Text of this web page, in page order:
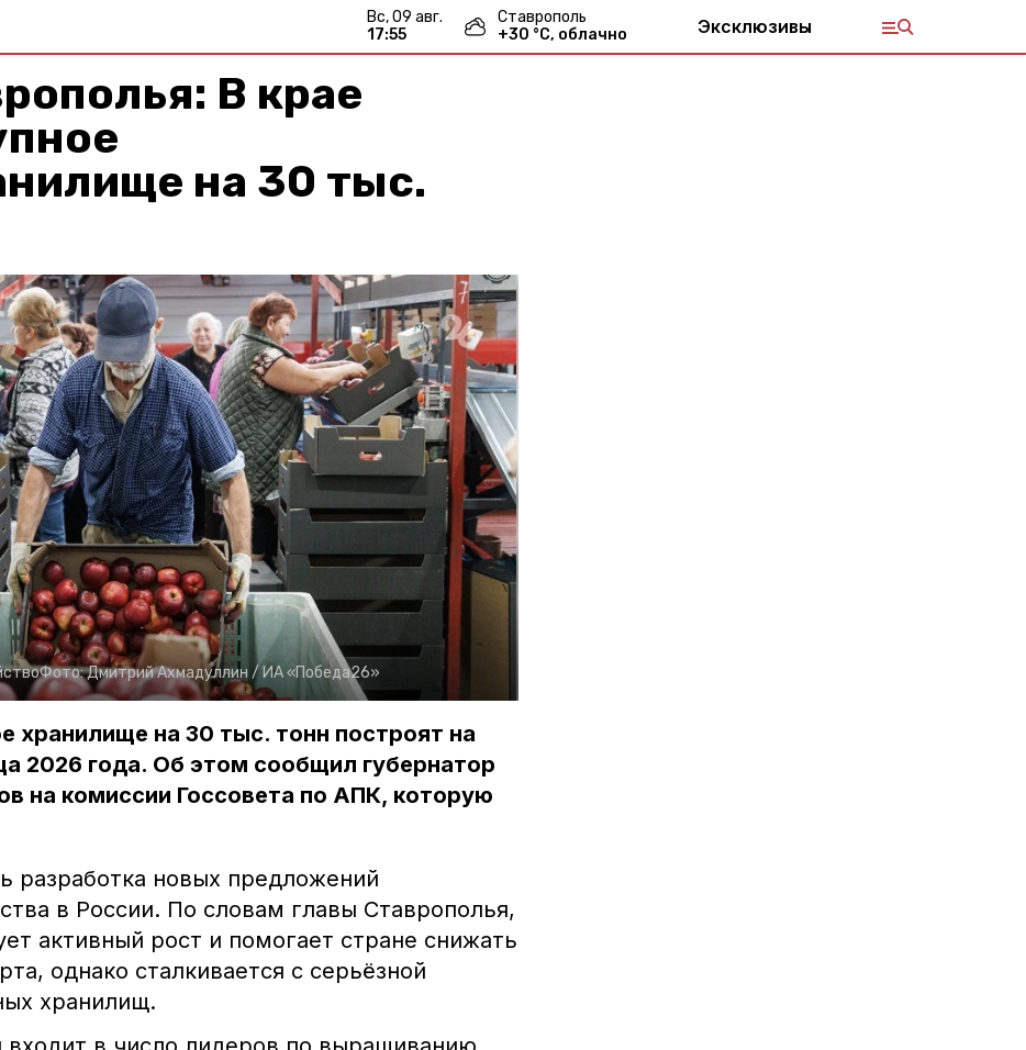
вс, 09 авг.
17:55
Ставрополь
+30 °С, облачно Эксклюзивы
В крае
на 30 тыс.
Фото:Дмитрий Ахмадуллин / ИА «Победа26»
хранилище на 30 тыс. тонн построят на
2026 года. Об этом сообщил губернатор
на комиссии Госсовета по АПК, которую
разработка новых предложений
в России. По словам главы Ставрополья,
активный рост и помогает стране снижать
однако сталкивается с серьёзной
хранилищ.